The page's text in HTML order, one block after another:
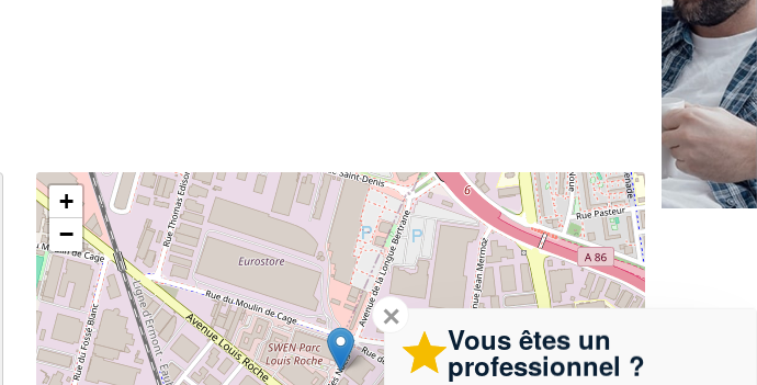
+
−
✕
Vous êtes un
professionnel ?